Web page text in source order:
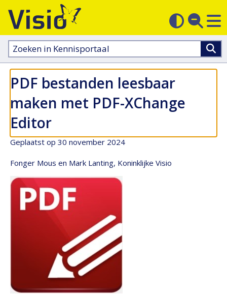
Contrast
Zoeken
in
kennisportaal:
PDF bestanden leesbaar
maken met PDF-XChange
Editor
Geplaatst op 30 november 2024
Fonger Mous en Mark Lanting, Koninklijke Visio